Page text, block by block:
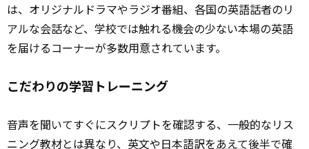
は、オリジナルドラマやラジオ番組、各国の英語話者のリ
アルな会話など、学校では触れる機会の少ない本場の英語
を届けるコーナーが多数用意されています。
こだわりの学習トレーニング
音声を聞いてすぐにスクリプトを確認する、一般的なリス
ニング教材とは異なり、英文や日本語訳をあえて後半で確